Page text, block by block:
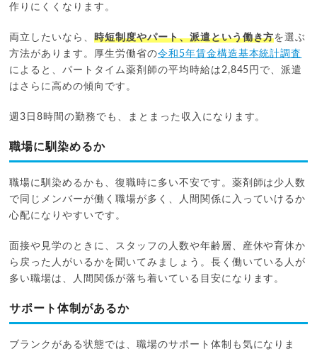
作りにくくなります。
両立したいなら、時短制度やパート、派遣という働き方を選ぶ
方法があります。厚生労働省の令和5年賃金構造基本統計調査
によると、パートタイム薬剤師の平均時給は2,845円で、派遣
はさらに高めの傾向です。
週3日8時間の勤務でも、まとまった収入になります。
職場に馴染めるか
職場に馴染めるかも、復職時に多い不安です。薬剤師は少人数
で同じメンバーが働く職場が多く、人間関係に入っていけるか
心配になりやすいです。
面接や見学のときに、スタッフの人数や年齢層、産休や育休か
ら戻った人がいるかを聞いてみましょう。長く働いている人が
多い職場は、人間関係が落ち着いている目安になります。
サポート体制があるか
ブランクがある状態では、職場のサポート体制も気になりま